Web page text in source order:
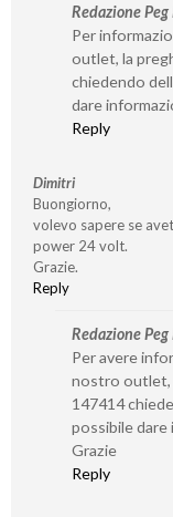
Redazione Peg
Per
outlet, la
chiedendo
dare
Reply
Dimitri
Buongiorno,
volevo sapere se
power 24 volt.
Grazie.
Reply
Redazione Peg
Per avere
nostro outlet,
147414
possibile
Grazie
Reply